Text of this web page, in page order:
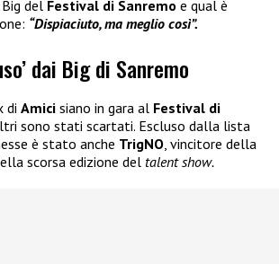
del Festival di Sanremo e qual è
“Dispiaciuto, ma meglio così”.
dai Big di Sanremo
di Amici siano in gara al Festival di
sono stati scartati. Escluso dalla lista
è stato anche TrigNO, vincitore della
scorsa edizione del talent show.